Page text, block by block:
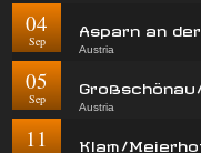
04
Sep
Asparn an
Austria
05
Sep
Austria
11
Klam/